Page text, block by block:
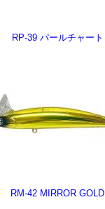
RP-39 パールチャート
RM-42 MIRROR GOLD